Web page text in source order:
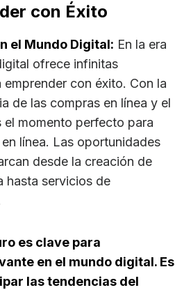
con Éxito
el Mundo Digital: En la era
ofrece infinitas
con éxito. Con la
de las compras en línea y el
momento perfecto para
línea. Las oportunidades
desde la creación de
hasta servicios de
es clave para
en el mundo digital. Es
las tendencias del